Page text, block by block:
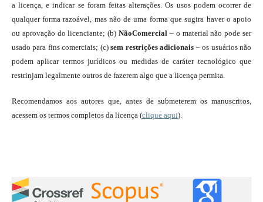
a licença, e indicar se foram feitas alterações. Os usos podem ocorrer de
qualquer forma razoável, mas não de uma forma que sugira haver o apoio
ou aprovação do licenciante; (b)NãoComercial – o material não pode ser
usado para fins comerciais; (c)sem restrições adicionais – os usuários não
podem aplicar termos jurídicos ou medidas de caráter tecnológico que
restrinjam legalmente outros de fazerem algo que a licença permita.
Recomendamos aos autores que, antes de submeterem os manuscritos,
acessem os termos completos da licença (clique aqui).